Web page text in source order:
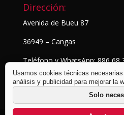
Dirección:
Avenida de Bueu 87
36949 – Cangas
Teléfono y WhatsApp: 886 68
Usamos cookies técnicas
análisis y publicidad para mejorar la
Solo